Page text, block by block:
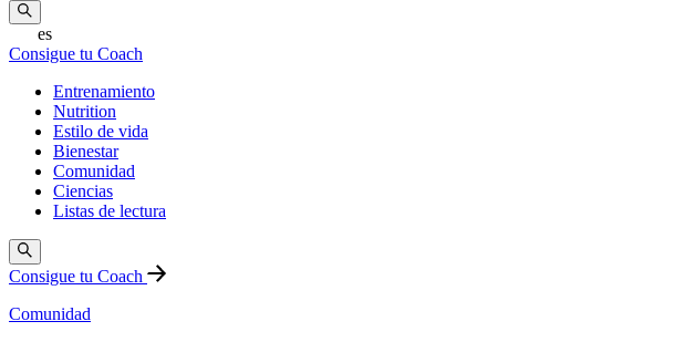
es
Consigue tu Coach
Entrenamiento
Nutrition
Estilo de vida
Bienestar
Comunidad
Ciencias
Listas de lectura
Consigue tu Coach
Comunidad